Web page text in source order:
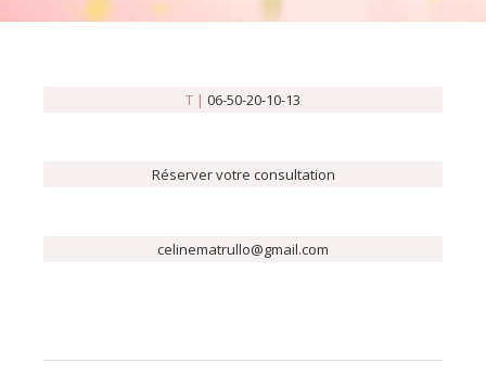
T | 06-50-20-10-13
Réserver votre consultation
celinematrullo@gmail.com